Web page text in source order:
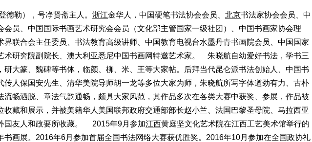
德勒），号净贤斋主人。 浙江金华人，中国硬笔书法协会会员、 北京书法家协会会员、中
会员、中国国际书画艺术研究会会员（文化部主管国家一级社团）、中国书画家协会理
界联合会主任委员、书法教育高级讲师、中国教育电视台水墨丹青书画院会员、中国国家
术研究院副院长、澳大利亚悉尼中国书画网特邀艺术家。
朱晓航自幼爱好书法，学书三
研大篆、魏碑等书体，临颜、柳、米、王等大家帖。后拜当代昆仑派书法创始人、中国书
传人保国安先生、清华美院导师胡一龙等多位大家为师，朱晓航所写字体遒劲有力、古朴
流畅洒脱、章法气韵通畅，颇具大家风范，其作品多次在各类大赛中获奖、参展，作品被
收藏和展示，并被美籍华人美国联邦政府交通部部长赵小兰、法国巴黎圣母院、马拉西亚
友人和政要所收藏。
2015年9月参加江西黄庭坚文化艺术院在江西工艺美术馆举行的
书画展。2016年6月参加首届全国书法网络大赛获优胜奖。2016年10月参加在全国政协礼